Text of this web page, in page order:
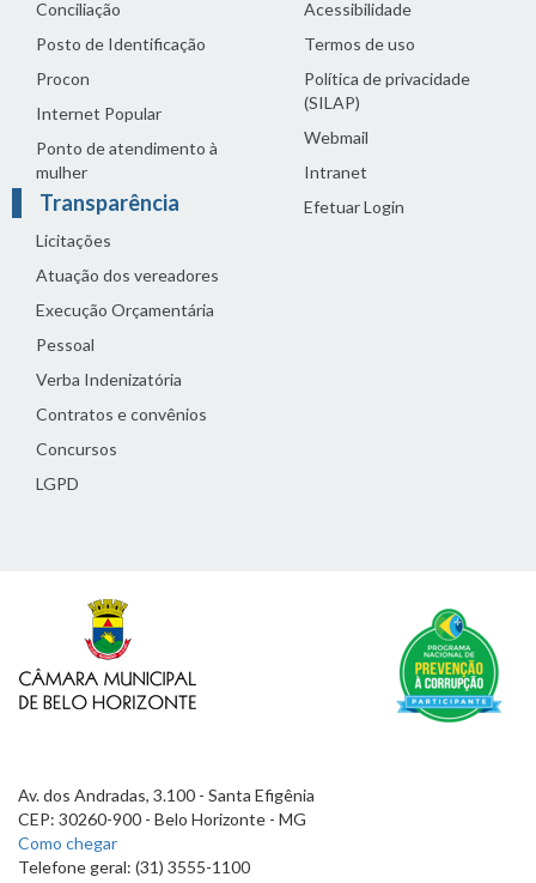
Conciliação
Posto de Identificação
Procon
Internet Popular
Ponto de atendimento à
mulher
Transparência
Licitações
Atuação dos vereadores
Execução Orçamentária
Pessoal
Verba Indenizatória
Contratos e convênios
Concursos
LGPD
Acessibilidade
Termos de uso
Política de privacidade
(SILAP)
Webmail
Intranet
Efetuar Login
Av. dos Andradas, 3.100 - Santa Efigênia
CEP: 30260-900 - Belo Horizonte - MG
Como chegar
Telefone geral: (31) 3555-1100